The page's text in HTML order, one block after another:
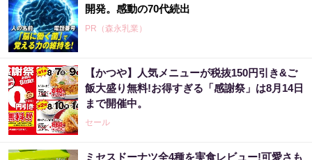
開発。感動の70代続出
PR（森永乳業）
【宝くじ落選】外れ続ける流れ、ここで断ち
ませんか
PR（合同会社デジタルファーム ）
【かつや】人気メニューが税抜150円引き&ご
飯大盛り無料!お得すぎる「感謝祭」は8月14日
まで開催中。
セール
ミセスドーナツ全4種を実食レビュー!可愛さも